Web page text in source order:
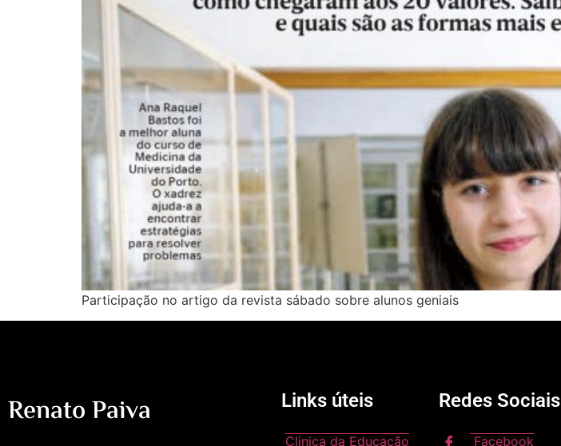
Participação no artigo da revista sábado sobre alunos geniais
Renato Paiva Links úteis
Clinica da Educação
Redes Sociais
Facebook